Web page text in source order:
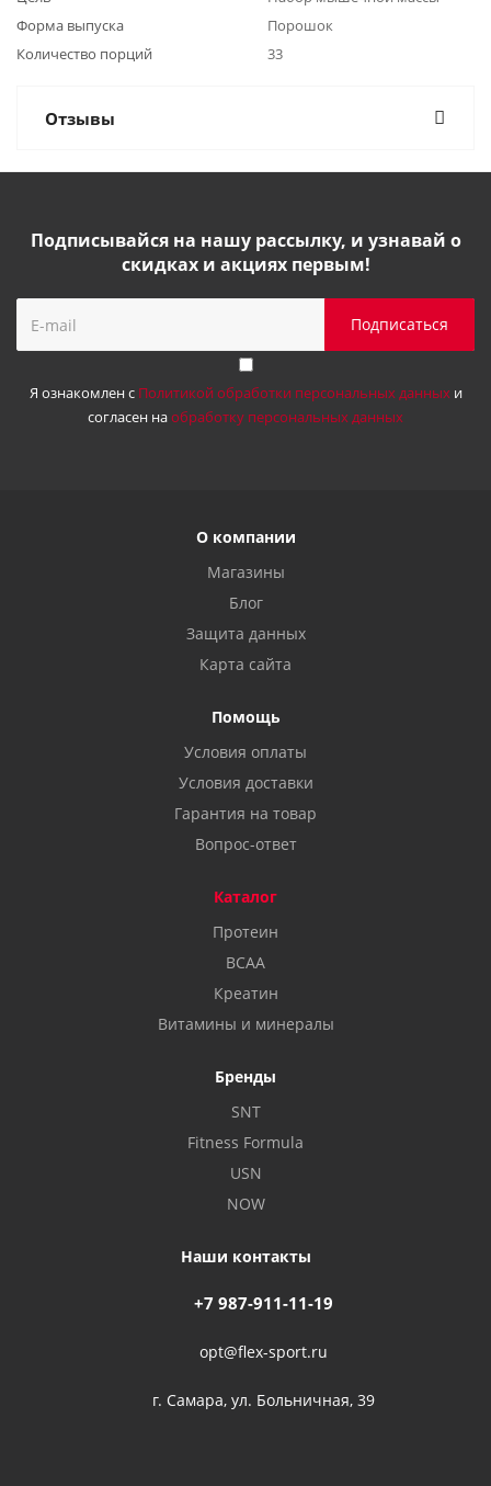
Форма выпуска
Порошок
Количество порций
33
Отзывы
Подписывайся на нашу рассылку, и узнавай о
скидках и акциях первым!
Я ознакомлен с Политикой обработки персональных данныхи
согласен наобработку персональных данных
О компании
Магазины
Блог
Защита данных
Карта сайта
Помощь
Условия оплаты
Условия доставки
Гарантия на товар
Вопрос-ответ
Каталог
Протеин
BCAA
Креатин
Витамины и минералы
Бренды
SNT
Fitness Formula
USN
NOW
Наши контакты
+7 987-911-11-19
opt@flex-sport.ru
г. Самара, ул. Больничная, 39